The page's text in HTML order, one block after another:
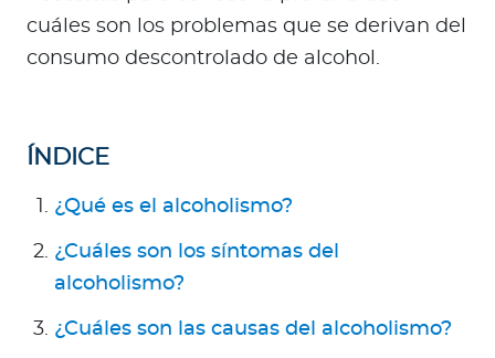
cuáles son los problemas que se derivan del
consumo descontrolado de alcohol.
ÍNDICE
¿Qué es el alcoholismo?
¿Cuáles son los síntomas del
alcoholismo?
¿Cuáles son las causas del alcoholismo?